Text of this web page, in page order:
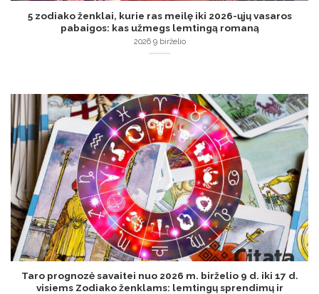
5 zodiako ženklai, kurie ras meilę iki 2026-ųjų vasaros
pabaigos: kas užmegs lemtingą romaną
2026 9 birželio
Taro prognozė savaitei nuo 2026 m. birželio 9 d. iki 17 d.
visiems Zodiako ženklams: lemtingų sprendimų ir